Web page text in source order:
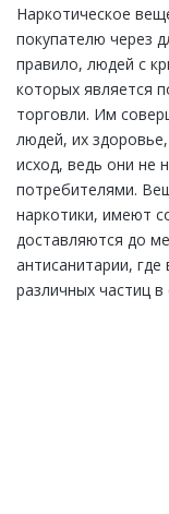
Наркотическое
покупателю через
правило, людей с
которых является
торговли. Им
людей, их
исход, ведь они не
потребителями.
наркотики, имеют
доставляются до
антисанитарии,
различных частиц